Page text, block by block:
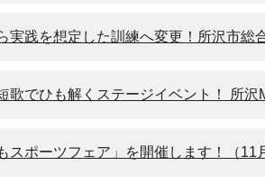
実践を想定した訓練へ変更！所沢市総
歌でひも解くステージイベント！ 所沢
スポーツフェア」を開催します！（11